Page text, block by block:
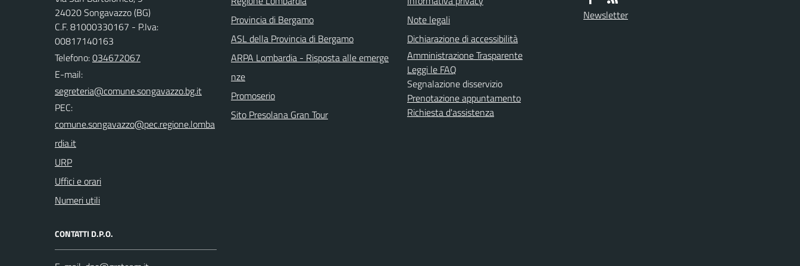
24020 Songavazzo (BG)
C.F. 81000330167 - P.Iva:
00817140163
Telefono:034672067
E-mail:
PEC:
URP
Uffici e orari
Numeri utili
CONTATTI D.P.O.
Provincia di Bergamo
ASL della Provincia di Bergamo
ARPA Lombardia - Risposta alle emerge
nze
Promoserio
Sito Presolana Gran Tour
Note legali
Dichiarazione di accessibilità
Amministrazione Trasparente
Leggi le FAQ
Segnalazione disservizio
Prenotazione appuntamento
Richiesta d'assistenza
Newsletter